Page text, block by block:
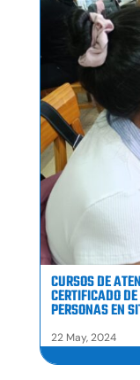
CURSOS DE
CERTIFICADO
PERSONAS EN
22 May, 2024